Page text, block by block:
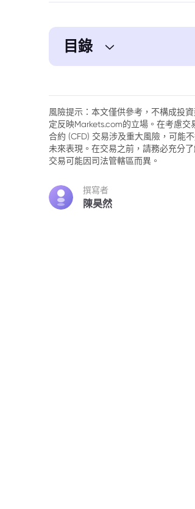
目錄
風險提示：本文僅供參考，不構成投
定反映Markets.com的立場。在考慮
合約 (CFD) 交易涉及重大風險，可能
未來表現。在交易之前，請務必充分
交易可能因司法管轄區而異。
撰寫者
陳昊然